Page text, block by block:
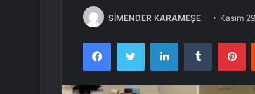
SİMENDER KARAMEŞE Kasım
FacebookTwitter LinkedInTumblr